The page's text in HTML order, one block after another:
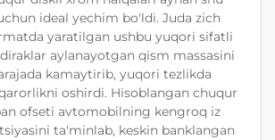
ideal yechim bo'ldi. Juda zich
yaratilgan ushbu yuqori sifatli
aylanayotgan qism massasini
kamaytirib, yuqori tezlikda
oshirdi. Hisoblangan chuqur
ofseti avtomobilning kengroq iz
ta'minlab, keskin banklangan